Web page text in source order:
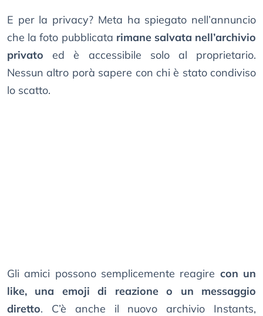
E per la privacy? Meta ha spiegato nell’annuncio
che la foto pubblicata rimane salvata nell’archivio
privato ed è accessibile solo al proprietario.
Nessun altro porà sapere con chi è stato condiviso
lo scatto.
Gli amici possono semplicemente reagire con un
like, una emoji di reazione o un messaggio
diretto. C’è anche il nuovo archivio Instants,